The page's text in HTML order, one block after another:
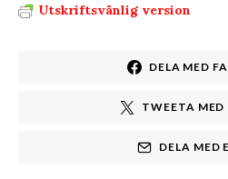
Utskriftsvänlig version
DELA MED
TWEETA
DELA MED